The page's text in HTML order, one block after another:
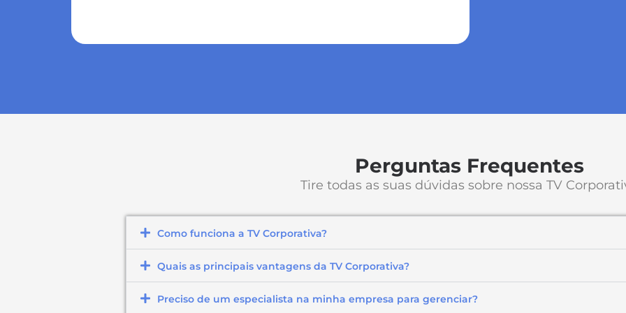
Perguntas Frequentes
Tire todas as suas dúvidas sobre nossa TV
Como funciona a TV Corporativa?
Quais as principais vantagens da TV Corporativa?
Preciso de um especialista na minha empresa para gerenciar?